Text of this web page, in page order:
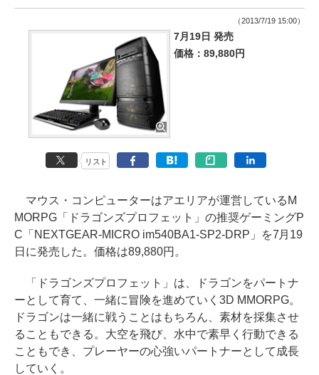
（2013/7/19 15:00）
7月19日 発売
価格：89,880円
リスト
マウス・コンピューターはアエリアが運営しているM
MORPG「ドラゴンズプロフェット」の推奨ゲーミングP
C「NEXTGEAR-MICRO im540BA1-SP2-DRP」を7月19
日に発売した。価格は89,880円。
「ドラゴンズプロフェット」は、ドラゴンをパートナ
ーとして育て、一緒に冒険を進めていく3D MMORPG。
ドラゴンは一緒に戦うことはもちろん、素材を採集させ
ることもできる。大空を飛び、水中で素早く行動できる
こともでき、プレーヤーの心強いパートナーとして成長
していく。